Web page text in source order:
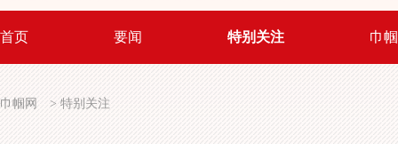
首页 要闻 特别关注 巾
巾帼网 >特别关注